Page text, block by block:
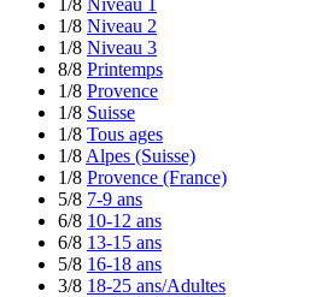
1/8 Niveau 2
1/8 Niveau 3
8/8 Printemps
1/8 Provence
1/8 Suisse
1/8 Tous ages
1/8 Alpes (Suisse)
1/8 Provence (France)
5/8 7-9 ans
6/8 10-12 ans
6/8 13-15 ans
5/8 16-18 ans
3/8 18-25 ans/Adultes